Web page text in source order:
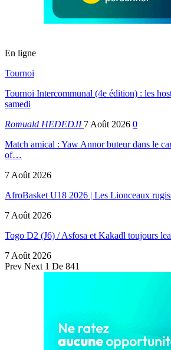
En ligne
Tournoi
Tournoi Intercommunal (4e édition) : les
samedi
Romuald HEDEDJI 7 Août 2026 0
Match amical : Yaw Annor buteur dans le
of…
7 Août 2026
AfroBasket U18 2026 | Les Lionceaux
7 Août 2026
Togo D2 (J6) / Asfosa et Kakadl toujours
7 Août 2026
Prev Next 1 De 841